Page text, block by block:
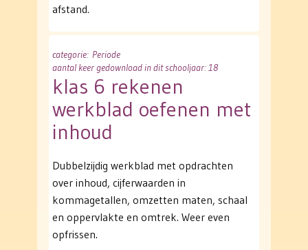
afstand.
categorie: Periode
aantal keer gedownload in dit schooljaar: 18
klas 6 rekenen
werkblad oefenen met
inhoud
Dubbelzijdig werkblad met opdrachten
over inhoud, cijferwaarden in
kommagetallen, omzetten maten, schaal
en oppervlakte en omtrek. Weer even
opfrissen.